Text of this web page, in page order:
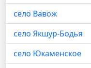
село Вавож
село Якшур-Бодья
село Юкаменское